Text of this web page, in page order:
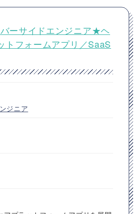
バーサイドエンジニア★ヘ
トフォームアプリ／SaaS
ジニア